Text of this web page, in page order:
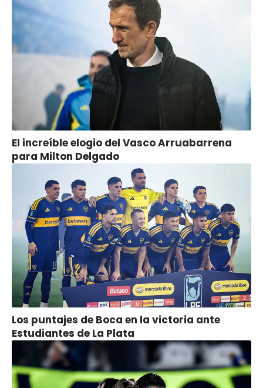
El increíble elogio del Vasco Arruabarrena
para Milton Delgado
Los puntajes de Boca en la victoria ante
Estudiantes de La Plata